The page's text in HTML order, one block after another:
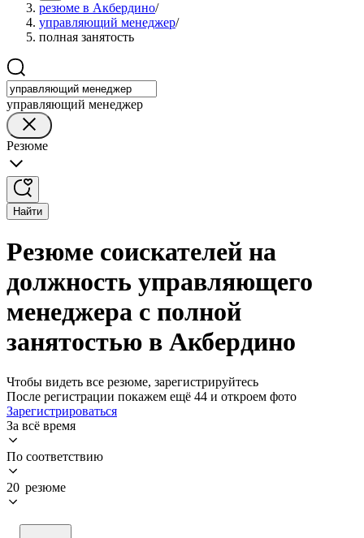
резюме в Акбердино/
управляющий менеджер/
полная занятость
управляющий менеджер
Резюме
Найти
Резюме соискателей на
должность управляющего
менеджера с полной
занятостью в Акбердино
Чтобы видеть все резюме, зарегистрируйтесь
После регистрации покажем ещё 44 и откроем фото
Зарегистрироваться
За всё время
По соответствию
20 резюме